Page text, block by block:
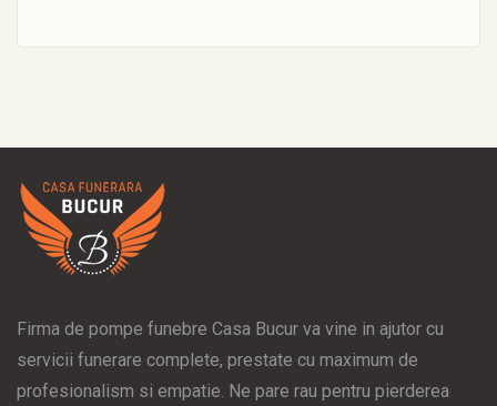
Firma de pompe funebre Casa Bucur va vine in ajutor cu
servicii funerare complete, prestate cu maximum de
profesionalism si empatie. Ne pare rau pentru pierderea